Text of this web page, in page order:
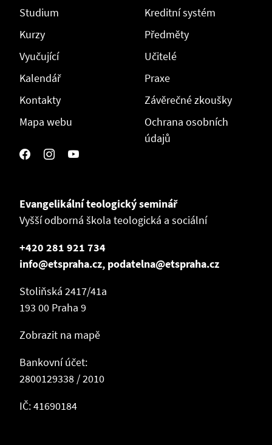
Studium
Kurzy
Vyučující
Kalendář
Kontakty
Mapa webu
Kreditní systém
Předměty
Učitelé
Praxe
Závěrečné zkoušky
Ochrana osobních
údajů
Evangelikální teologický seminář
Vyšší odborná škola teologická a sociální
+420 281 921 734
info@etspraha.cz, podatelna@etspraha.cz
Stoliňská 2417/41a
193 00 Praha 9
Zobrazit na mapě
Bankovní účet:
2800129338 / 2010
IČ: 41690184